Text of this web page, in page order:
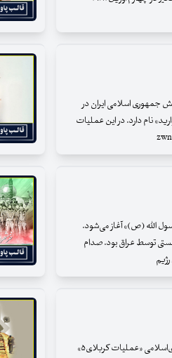
جمهوری اسلامی ایران در
نام دارد. در این عملیات
اسفندماه سال ۱۳۶۲ با رمز «یا رسول الله (ص)» آغاز می‌شود.
توسط عراق بود. صدام
عملیات کربلای۵؛تثبیت موقعیت برتر سیاسی – نظامی جمهوری‌اسلامی «عملیات کربلای۵»